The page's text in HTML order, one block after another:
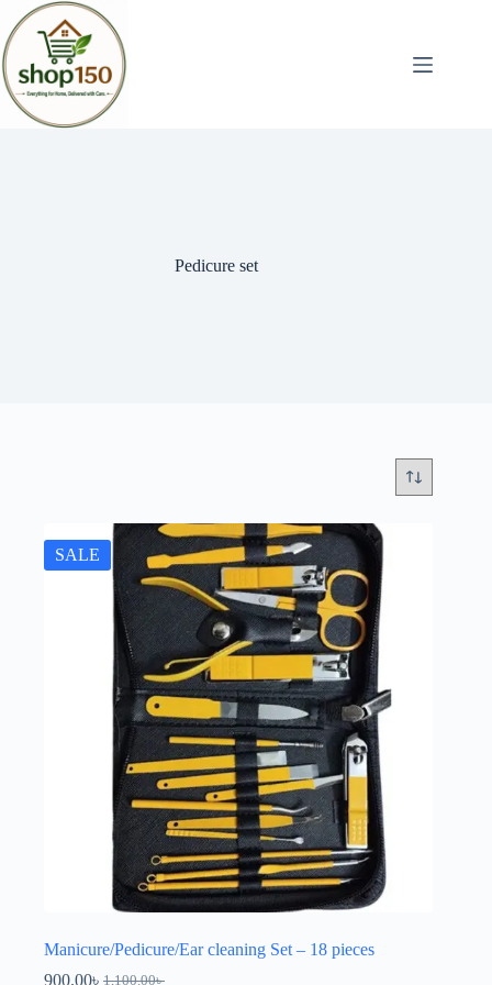
Pedicure set
SALE
Manicure/Pedicure/Ear cleaning Set – 18 pieces
1,100.00৳
900.00৳